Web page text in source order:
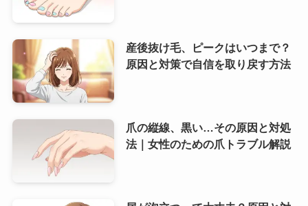
産後抜け毛、ピークはいつまで？
原因と対策で自信を取り戻す方法
爪の縦線、黒い…その原因と対処
法｜女性のための爪トラブル解説